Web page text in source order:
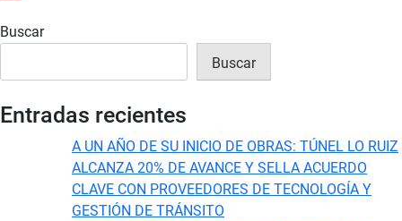
Buscar
Buscar
Entradas recientes
A UN AÑO DE SU INICIO DE OBRAS: TÚNEL LO RUIZ
ALCANZA 20% DE AVANCE Y SELLA ACUERDO
CLAVE CON PROVEEDORES DE TECNOLOGÍA Y
GESTIÓN DE TRÁNSITO